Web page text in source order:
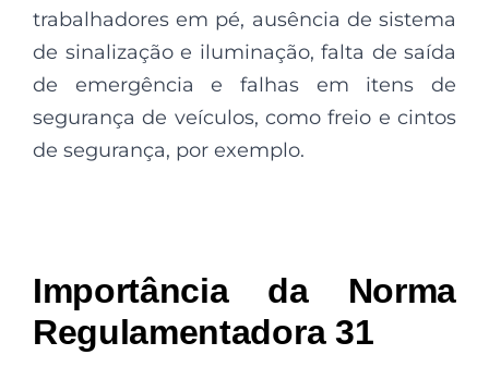
trabalhadores em pé, ausência de sistema
de sinalização e iluminação, falta de saída
de emergência e falhas em itens de
segurança de veículos, como freio e cintos
de segurança, por exemplo.
Importância da Norma
Regulamentadora 31